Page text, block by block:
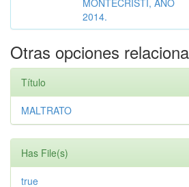
2014.
Otras opciones
Título
MALTRATO
Has File(s)
true